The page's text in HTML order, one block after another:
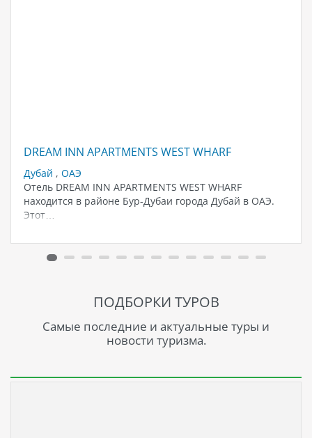
DREAM INN APARTMENTS WEST WHARF
Дубай , ОАЭ
Отель DREAM INN APARTMENTS WEST WHARF
находится в районе Бур-Дубаи города Дубай в ОАЭ.
Этот…
ПОДБОРКИ ТУРОВ
Самые последние и актуальные туры и
новости туризма.